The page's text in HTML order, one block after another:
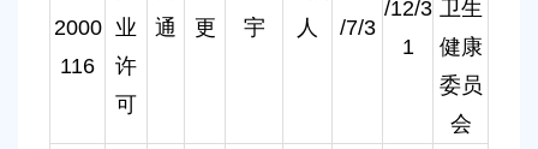
2000
116
业
许
可
通
更
宇
人
/7/3
/12/3
1
卫生
健康
委员
会